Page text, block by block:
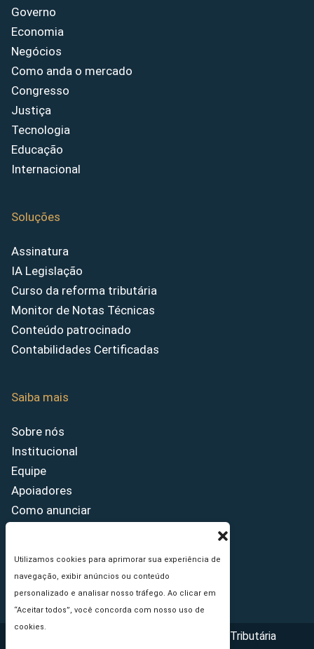
Utilizamos cookies para aprimorar sua experiência de
navegação, exibir anúncios ou conteúdo
personalizado e analisar nosso tráfego. Ao clicar em
“Aceitar todos”, você concorda com nosso uso de
cookies.
Governo
Economia
Negócios
Como anda o mercado
Congresso
Justiça
Tecnologia
Educação
Internacional
Soluções
Assinatura
IA Legislação
Curso da reforma tributária
Monitor de Notas Técnicas
Conteúdo patrocinado
Contabilidades Certificadas
Saiba mais
Sobre nós
Institucional
Equipe
Apoiadores
Como anunciar
Princípios Editoriais
Copyright © 2026 - Portal da Reforma Tributária